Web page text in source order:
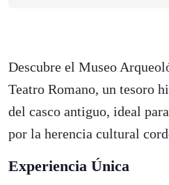
Descubre el Museo
Teatro Romano, un tesoro
del casco antiguo, ideal
por la herencia cultural
Experiencia Única